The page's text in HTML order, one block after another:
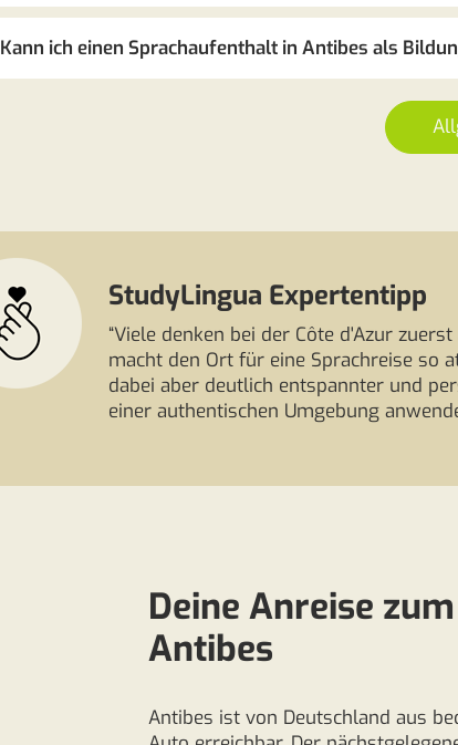
Kann ich einen Sprachaufenthalt in Antibes als
StudyLingua Expertentipp
“Viele denken bei der Côte d'Azur
macht den Ort für eine Sprachreise so
dabei aber deutlich entspannter und
einer authentischen Umgebung
Deine Anreise
Antibes
Antibes ist von Deutschland aus